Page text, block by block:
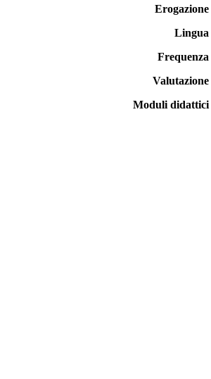
Erogazione
Lingua
Frequenza
Valutazione
Moduli didattici